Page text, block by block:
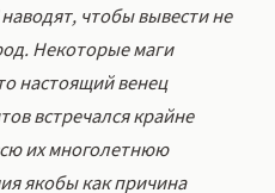
чтобы вывести не
Некоторые маги
настоящий венец
встречался крайне
их многолетнюю
якобы как причина